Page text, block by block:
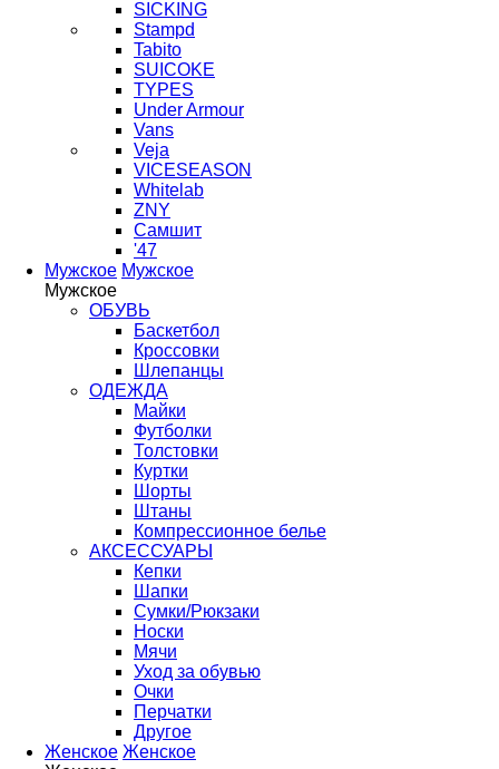
SICKING
Stampd
Tabito
SUICOKE
TYPES
Under Armour
Vans
Veja
VICESEASON
Whitelab
ZNY
Самшит
'47
Мужское Мужское
Мужское
ОБУВЬ
Баскетбол
Кроссовки
Шлепанцы
ОДЕЖДА
Майки
Футболки
Толстовки
Куртки
Шорты
Штаны
Компрессионное белье
АКСЕССУАРЫ
Кепки
Шапки
Сумки/Рюкзаки
Носки
Мячи
Уход за обувью
Очки
Перчатки
Другое
Женское Женское